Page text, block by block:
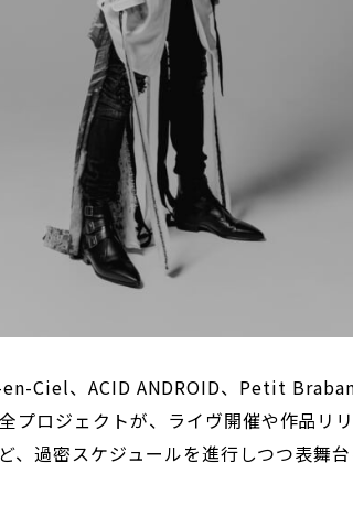
Ciel、ACID ANDROID、Petit
ロジェクトが、ライヴ開催や作品リ
、過密スケジュールを進行しつつ表舞